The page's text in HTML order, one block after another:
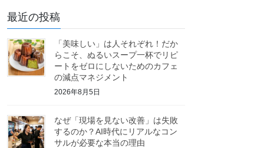
最近の投稿
「美味しい」は人それぞれ！だか
らこそ、ぬるいスープ一杯でリピ
ートをゼロにしないためのカフェ
の減点マネジメント
2026年8月5日
なぜ「現場を見ない改善」は失敗
するのか？AI時代にリアルなコン
サルが必要な本当の理由